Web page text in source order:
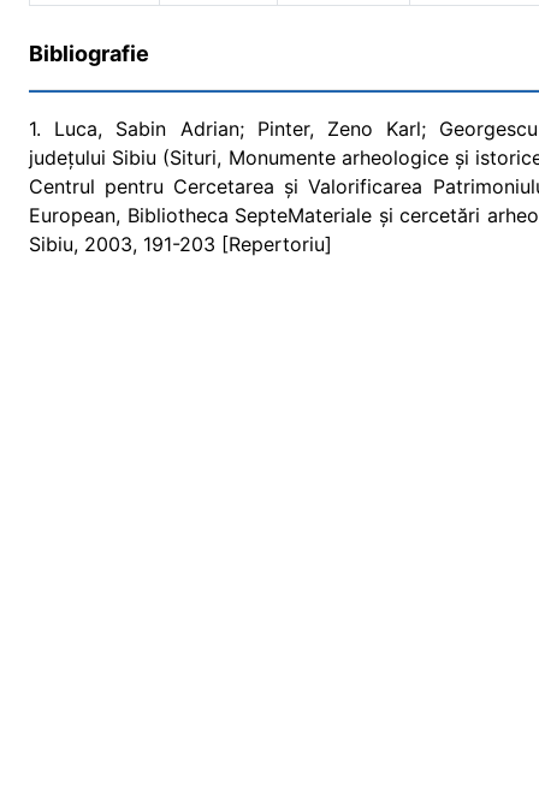
Bibliografie
1. Luca, Sabin Adrian; Pinter, Zeno Karl;
județului Sibiu (Situri, Monumente arheologice și
Centrul pentru Cercetarea și Valorificarea
European, Bibliotheca SepteMateriale și cercetări
Sibiu, 2003, 191-203 [Repertoriu]